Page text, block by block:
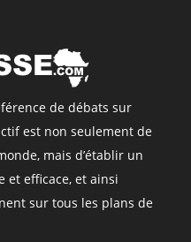
de débats sur
est non seulement de
mais d’établir un
et efficace, et ainsi
sur tous les plans de